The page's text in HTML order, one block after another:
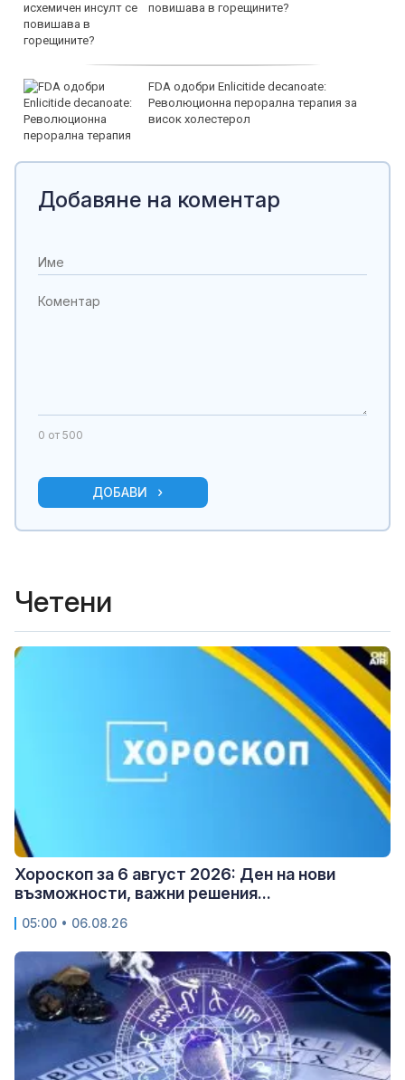
повишава в горещините?
FDA одобри Еnlicitide decanoate:
Революционна перорална терапия за
висок холестерол
Добавяне на коментар
0 от 500
ДОБАВИ
Четени
Хороскоп за 6 август 2026: Ден на нови
възможности, важни решения...
05:00 • 06.08.26